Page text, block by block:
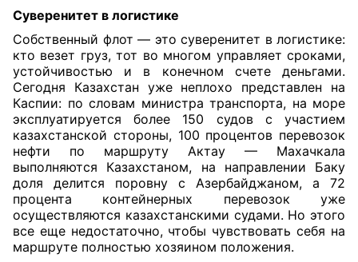
Суверенитет в логистике
Собственный флот — это суверенитет в логистике:
кто везет груз, тот во многом управляет сроками,
устойчивостью и в конечном счете деньгами.
Сегодня Казахстан уже неплохо представлен на
Каспии: по словам министра транспорта, на море
эксплуатируется более 150 судов с участием
казахстанской стороны, 100 процентов перевозок
нефти по маршруту Актау — Махачкала
выполняются Казахстаном, на направлении Баку
доля делится поровну с Азербайджаном, а 72
процента контейнерных перевозок уже
осуществляются казахстанскими судами. Но этого
все еще недостаточно, чтобы чувствовать себя на
маршруте полностью хозяином положения.